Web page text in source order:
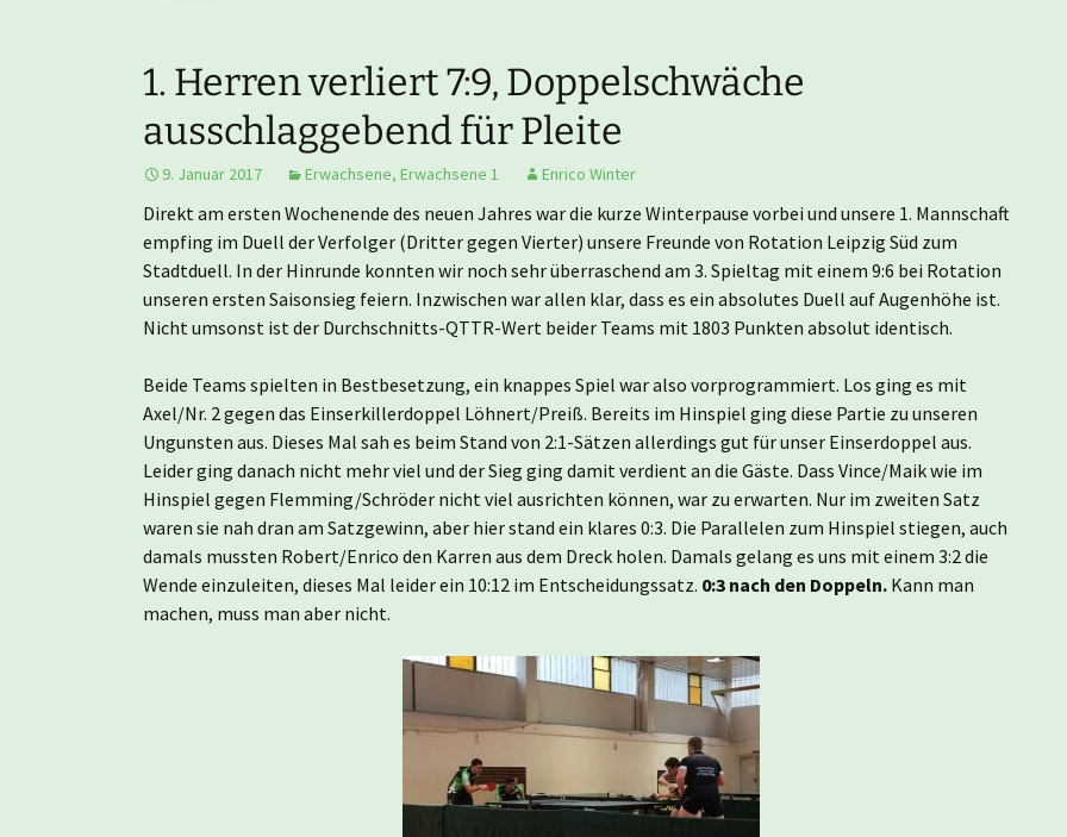
1. Herren verliert 7:9, Doppelschwäche
ausschlaggebend für Pleite
9. Januar 2017 Erwachsene, Erwachsene 1 Enrico Winter
Direkt am ersten Wochenende des neuen Jahres war die kurze Winterpause vorbei und unsere 1. Mannschaft
empfing im Duell der Verfolger (Dritter gegen Vierter) unsere Freunde von Rotation Leipzig Süd zum
Stadtduell. In der Hinrunde konnten wir noch sehr überraschend am 3. Spieltag mit einem 9:6 bei Rotation
unseren ersten Saisonsieg feiern. Inzwischen war allen klar, dass es ein absolutes Duell auf Augenhöhe ist.
Nicht umsonst ist der Durchschnitts-QTTR-Wert beider Teams mit 1803 Punkten absolut identisch.
Beide Teams spielten in Bestbesetzung, ein knappes Spiel war also vorprogrammiert. Los ging es mit
Axel/Nr. 2 gegen das Einserkillerdoppel Löhnert/Preiß. Bereits im Hinspiel ging diese Partie zu unseren
Ungunsten aus. Dieses Mal sah es beim Stand von 2:1-Sätzen allerdings gut für unser Einserdoppel aus.
Leider ging danach nicht mehr viel und der Sieg ging damit verdient an die Gäste. Dass Vince/Maik wie im
Hinspiel gegen Flemming/Schröder nicht viel ausrichten können, war zu erwarten. Nur im zweiten Satz
waren sie nah dran am Satzgewinn, aber hier stand ein klares 0:3. Die Parallelen zum Hinspiel stiegen, auch
damals mussten Robert/Enrico den Karren aus dem Dreck holen. Damals gelang es uns mit einem 3:2 die
Wende einzuleiten, dieses Mal leider ein 10:12 im Entscheidungssatz. 0:3 nach den Doppeln. Kann man
machen, muss man aber nicht.